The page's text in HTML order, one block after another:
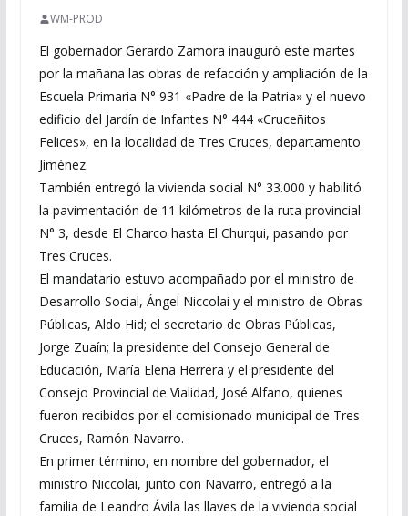
WM-PROD
El gobernador Gerardo Zamora inauguró este martes
por la mañana las obras de refacción y ampliación de la
Escuela Primaria N° 931 «Padre de la Patria» y el nuevo
edificio del Jardín de Infantes N° 444 «Cruceñitos
Felices», en la localidad de Tres Cruces, departamento
Jiménez.
También entregó la vivienda social N° 33.000 y habilitó
la pavimentación de 11 kilómetros de la ruta provincial
N° 3, desde El Charco hasta El Churqui, pasando por
Tres Cruces.
El mandatario estuvo acompañado por el ministro de
Desarrollo Social, Ángel Niccolai y el ministro de Obras
Públicas, Aldo Hid; el secretario de Obras Públicas,
Jorge Zuaín; la presidente del Consejo General de
Educación, María Elena Herrera y el presidente del
Consejo Provincial de Vialidad, José Alfano, quienes
fueron recibidos por el comisionado municipal de Tres
Cruces, Ramón Navarro.
En primer término, en nombre del gobernador, el
ministro Niccolai, junto con Navarro, entregó a la
familia de Leandro Ávila las llaves de la vivienda social